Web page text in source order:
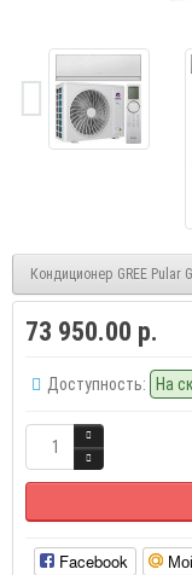
Кондиционер GREE Pular
73 950.00 р.
Доступность: На
Facebook